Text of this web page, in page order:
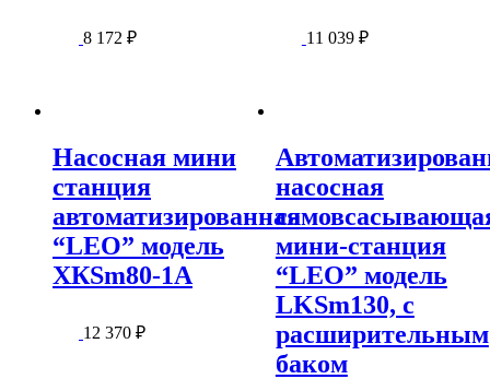
8 172 ₽ 11 039 ₽
Насосная мини
станция
автоматизированная
“LEO” модель
ХКSm80-1А
12 370 ₽
насосная
мини-станция
“LEO” модель
LKSm130, с
расширительным
баком